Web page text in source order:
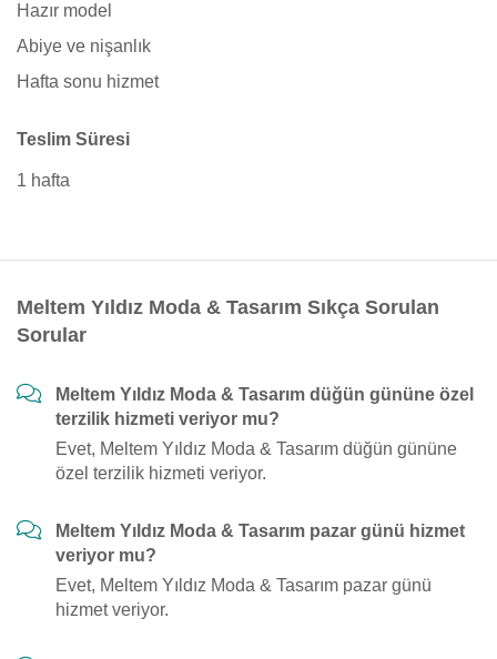
Hazır model
Abiye ve nişanlık
Hafta sonu hizmet
Teslim Süresi
1 hafta
Meltem Yıldız Moda & Tasarım Sıkça Sorulan
Sorular
Meltem Yıldız Moda & Tasarım düğün gününe özel
terzilik hizmeti veriyor mu?
Evet, Meltem Yıldız Moda & Tasarım düğün gününe
özel terzilik hizmeti veriyor.
Meltem Yıldız Moda & Tasarım pazar günü hizmet
veriyor mu?
Evet, Meltem Yıldız Moda & Tasarım pazar günü
hizmet veriyor.